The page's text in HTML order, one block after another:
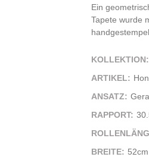
Ein
Tapete wurde
KOLLEKTION:
ARTIKEL:
ANSATZ:
RAPPORT:
BREITE: